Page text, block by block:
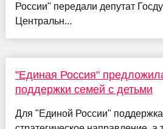
России" передали депутат
Центральн...
"Единая Россия"
поддержки семей с детьми
Для "Единой России"